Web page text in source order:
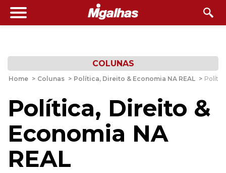
COLUNAS
Home > Colunas > Política, Direito & Economia NA REAL >
Política, Direito &
Economia NA
REAL